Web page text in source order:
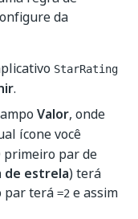
da
StarRating
.
Valor, onde
ícone você
primeiro par de
de estrela) terá
par terá =2 e assim